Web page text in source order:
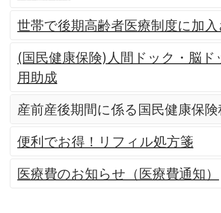
世帯で後期高齢者医療制度に加
(国民健康保険)人間ドック・脳
用助成
産前産後期間に係る国民健康保
便利でお得！リフィル処方箋
医療費のお知らせ（医療費通知）